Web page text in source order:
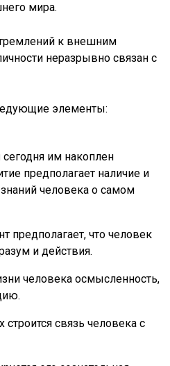
мира.
к внешним
неразрывно связан с
элементы:
им накоплен
предполагает наличие и
человека о самом
предполагает, что человек
и действия.
человека осмысленность,
связь человека с